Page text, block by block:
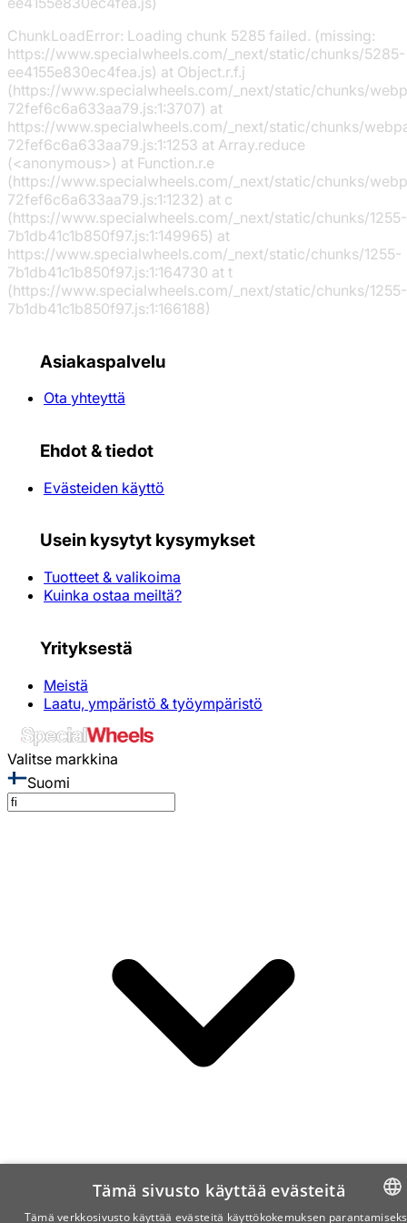
ChunkLoadError: Loading chunk 5285 failed. (missing:
https://www.specialwheels.com/_next/static/chunks/5285-
ee4155e830ec4fea.js) at Object.r.f.j
(https://www.specialwheels.com/_next/static/chunks/
72fef6c6a633aa79.js:1:3707) at
https://www.specialwheels.com/_next/static/chunks/
72fef6c6a633aa79.js:1:1253 at Array.reduce
(<anonymous>) at Function.r.e
(https://www.specialwheels.com/_next/static/chunks/
72fef6c6a633aa79.js:1:1232) at c
(https://www.specialwheels.com/_next/static/chunks/1255-
7b1db41c1b850f97.js:1:149965) at
https://www.specialwheels.com/_next/static/chunks/1255-
7b1db41c1b850f97.js:1:164730 at t
(https://www.specialwheels.com/_next/static/chunks/1255-
7b1db41c1b850f97.js:1:166188)
Asiakaspalvelu
Ota yhteyttä
Ehdot & tiedot
Evästeiden käyttö
Usein kysytyt kysymykset
Tuotteet & valikoima
Kuinka ostaa meiltä?
Yrityksestä
Meistä
Laatu, ympäristö & työympäristö
Valitse markkina
Suomi
Tämä sivusto käyttää evästeitä
Tämä verkkosivusto käyttää evästeitä käyttökokemuksen